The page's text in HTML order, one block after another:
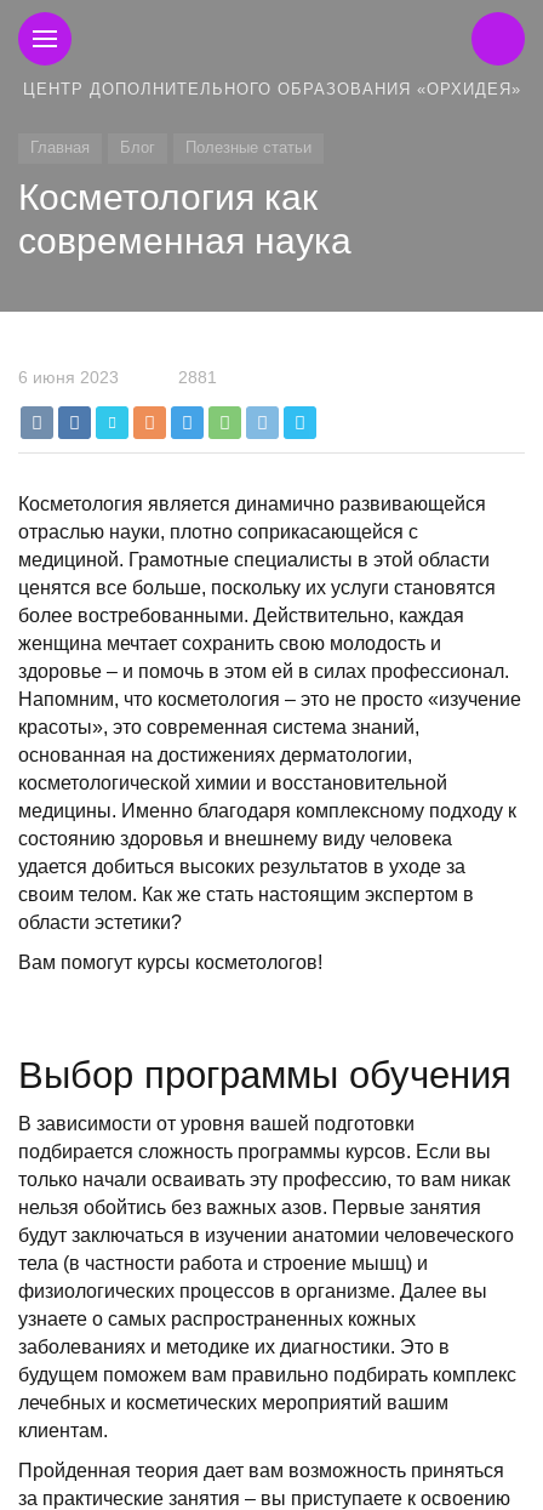
ЦЕНТР ДОПОЛНИТЕЛЬНОГО ОБРАЗОВАНИЯ «ОРХИДЕЯ»
Главная Блог Полезные статьи
Косметология как
современная наука
6 июня 2023 2881
Косметология является динамично развивающейся
отраслью науки, плотно соприкасающейся с
медициной. Грамотные специалисты в этой области
ценятся все больше, поскольку их услуги становятся
более востребованными. Действительно, каждая
женщина мечтает сохранить свою молодость и
здоровье – и помочь в этом ей в силах профессионал.
Напомним, что косметология – это не просто «изучение
красоты», это современная система знаний,
основанная на достижениях дерматологии,
косметологической химии и восстановительной
медицины. Именно благодаря комплексному подходу к
состоянию здоровья и внешнему виду человека
удается добиться высоких результатов в уходе за
своим телом. Как же стать настоящим экспертом в
области эстетики?
Вам помогут курсы косметологов!
Выбор программы обучения
В зависимости от уровня вашей подготовки
подбирается сложность программы курсов. Если вы
только начали осваивать эту профессию, то вам никак
нельзя обойтись без важных азов. Первые занятия
будут заключаться в изучении анатомии человеческого
тела (в частности работа и строение мышц) и
физиологических процессов в организме. Далее вы
узнаете о самых распространенных кожных
заболеваниях и методике их диагностики. Это в
будущем поможем вам правильно подбирать комплекс
лечебных и косметических мероприятий вашим
клиентам.
Пройденная теория дает вам возможность приняться
за практические занятия – вы приступаете к освоению